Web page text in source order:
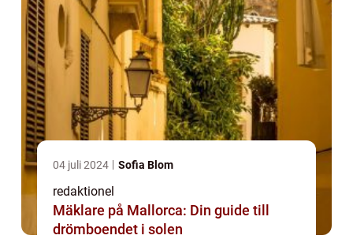
04 juli 2024 Sofia Blom
redaktionel
Mäklare på Mallorca: Din guide till
drömboendet i solen